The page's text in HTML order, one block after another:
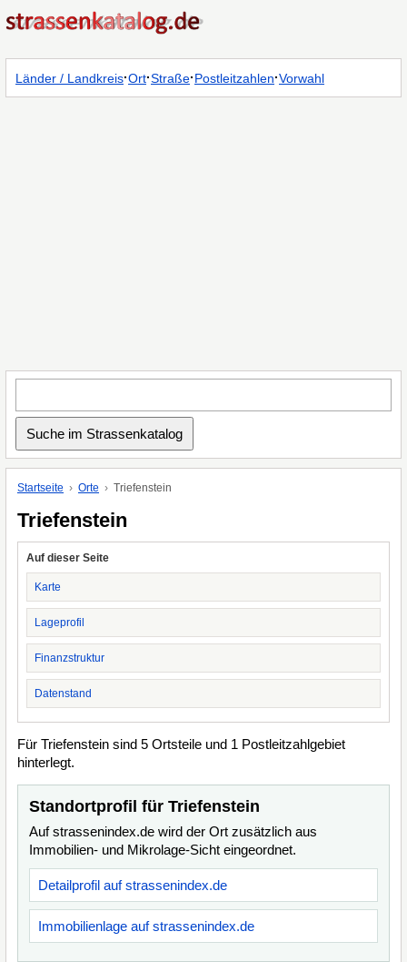
Länder / Landkreis·Ort·Straße·Postleitzahlen·Vorwahl
Startseite Orte Triefenstein
Triefenstein
Auf dieser Seite
Karte
Lageprofil
Finanzstruktur
Datenstand
Für Triefenstein sind 5 Ortsteile und 1 Postleitzahlgebiet
hinterlegt.
Standortprofil für Triefenstein
Auf strassenindex.de wird der Ort zusätzlich aus
Immobilien- und Mikrolage-Sicht eingeordnet.
Detailprofil auf strassenindex.de
Immobilienlage auf strassenindex.de